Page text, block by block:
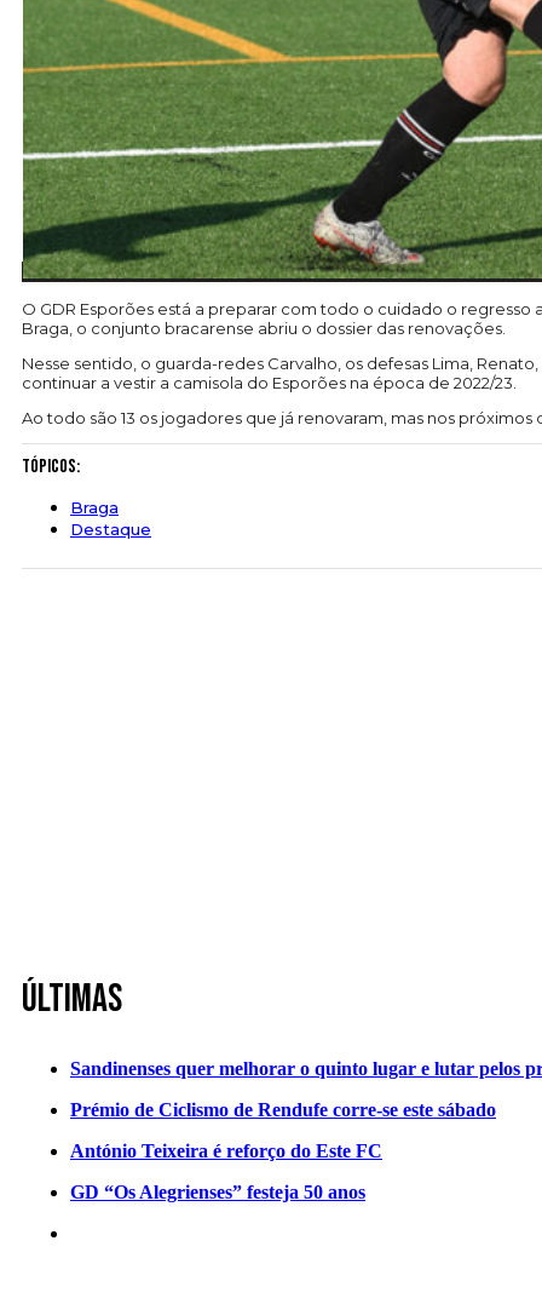
O GDR Esporões está a preparar com todo o cuidado o
Braga, o conjunto bracarense abriu o dossier das renovações.
Nesse sentido, o guarda-redes Carvalho, os defesas Lima,
continuar a vestir a camisola do Esporões na época de 2022/23.
Ao todo são 13 os jogadores que já renovaram, mas nos
Tópicos:
Braga
Destaque
Últimas
Sandinenses quer melhorar o quinto lugar e lutar pelos
Prémio de Ciclismo de Rendufe corre-se este sábado
António Teixeira é reforço do Este FC
GD “Os Alegrienses” festeja 50 anos